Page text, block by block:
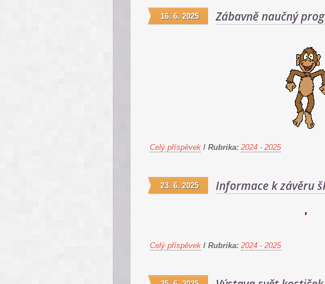
Zábavně naučný
16. 6. 2025
Celý příspěvek / Rubrika: 2024 - 2025
Informace k závěru
23. 6. 2025
Celý příspěvek / Rubrika: 2024 - 2025